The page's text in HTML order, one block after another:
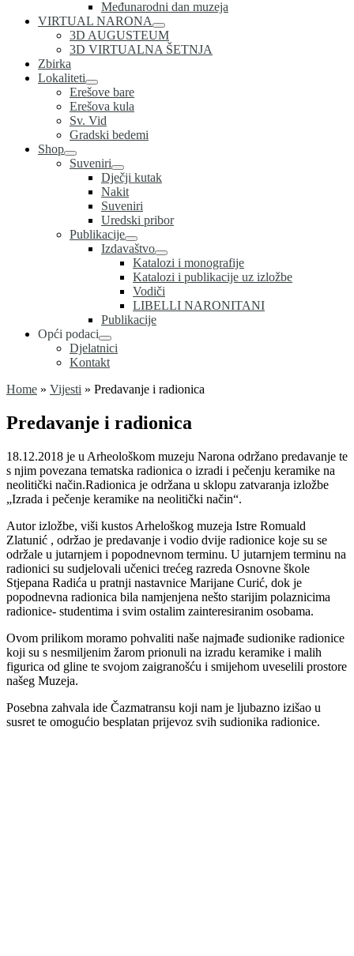
Međunarodni dan muzeja
VIRTUAL NARONA
3D AUGUSTEUM
3D VIRTUALNA ŠETNJA
Zbirka
Lokaliteti
Erešove bare
Erešova kula
Sv. Vid
Gradski bedemi
Shop
Suveniri
Dječji kutak
Nakit
Suveniri
Uredski pribor
Publikacije
Izdavaštvo
Katalozi i monografije
Katalozi i publikacije uz izložbe
Vodiči
LIBELLI NARONITANI
Publikacije
Opći podaci
Djelatnici
Kontakt
Home » Vijesti » Predavanje i radionica
Predavanje i radionica
18.12.2018 je u Arheološkom muzeju Narona održano predavanje te
s njim povezana tematska radionica o izradi i pečenju keramike na
neolitički način.Radionica je održana u sklopu zatvaranja izložbe
„Izrada i pečenje keramike na neolitički način“.
Autor izložbe, viši kustos Arheloškog muzeja Istre Romuald
Zlatunić , održao je predavanje i vodio dvije radionice koje su se
održale u jutarnjem i popodnevnom terminu. U jutarnjem terminu na
radionici su sudjelovali učenici trećeg razreda Osnovne škole
Stjepana Radića u pratnji nastavnice Marijane Curić, dok je
popodnevna radionica bila namjenjena nešto starijim polaznicima
radionice- studentima i svim ostalim zainteresiranim osobama.
Ovom prilikom moramo pohvaliti naše najmađe sudionike radionice
koji su s nesmiljenim žarom prionuli na izradu keramike i malih
figurica od gline te svojom zaigranošću i smijehom uveselili prostore
našeg Muzeja.
Posebna zahvala ide Čazmatransu koji nam je ljubazno izišao u
susret te omogućio besplatan prijevoz svih sudionika radionice.